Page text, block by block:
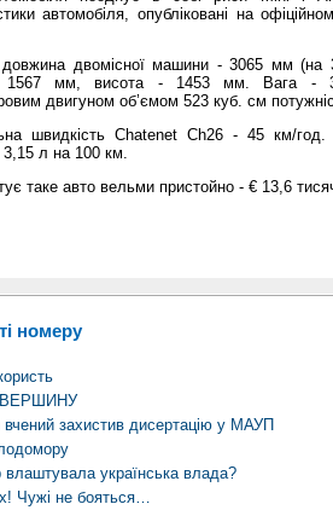
автомобіля, опубліковані на
довжина двомісної машини - 3065 мм
мм, висота - 1453 мм. Вага -
двигуном об’ємом 523 куб. см
швидкість Chatenet Ch26 - 45 км/
3,15 л на 100 км.
таке авто вельми пристойно - € 13,6
номеру
ВЕРШИНУ
вчений захистив дисертацію у МАУП
українська влада?
Чужі не бояться…